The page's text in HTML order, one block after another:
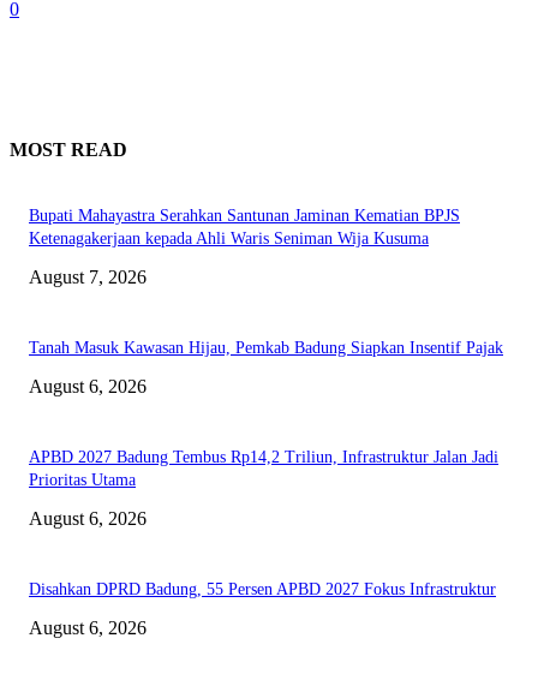
0
MOST READ
Bupati Mahayastra Serahkan Santunan Jaminan Kematian BPJS
Ketenagakerjaan kepada Ahli Waris Seniman Wija Kusuma
August 7, 2026
Tanah Masuk Kawasan Hijau, Pemkab Badung Siapkan Insentif Pajak
August 6, 2026
APBD 2027 Badung Tembus Rp14,2 Triliun, Infrastruktur Jalan Jadi
Prioritas Utama
August 6, 2026
Disahkan DPRD Badung, 55 Persen APBD 2027 Fokus Infrastruktur
August 6, 2026